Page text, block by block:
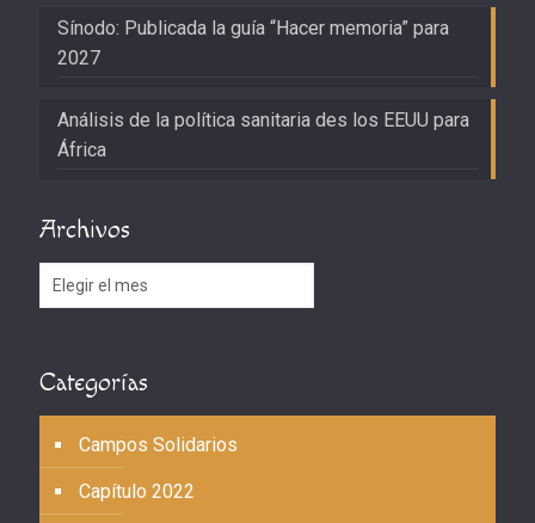
Sínodo: Publicada la guía “Hacer memoria” para
2027
Análisis de la política sanitaria des los EEUU para
África
Archivos
Archivos
Categorías
Campos Solidarios
Capítulo 2022